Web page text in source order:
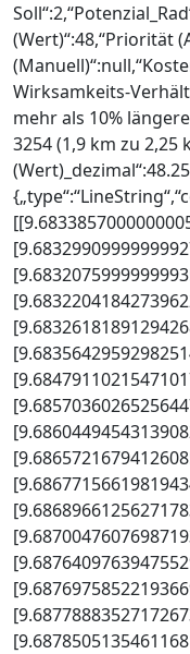
(Wert)“:48,“Priorität
Wirksamkeits-
mehr als 10%
3254 (1,9 km zu 2,25